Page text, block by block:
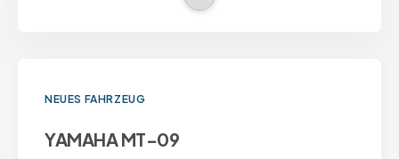
NEUES FAHRZEUG
YAMAHA MT-09